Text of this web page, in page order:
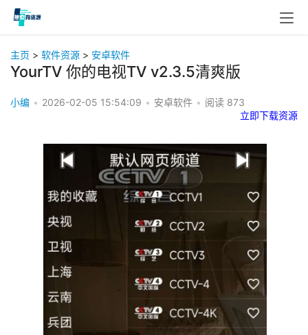
主页 > 软件资源 > 安卓软件
YourTV 你的电视TV v2.3.5清爽版
小编 • 2026-02-05 15:54:09 • 安卓软件 • 阅读 873
立即下载资源